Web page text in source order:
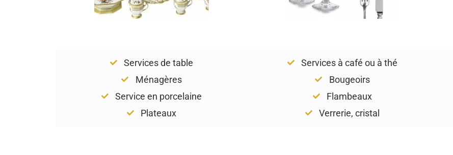
Services de table
Ménagères
Service en porcelaine
Plateaux
Services à café ou à thé
Bougeoirs
Flambeaux
Verrerie, cristal